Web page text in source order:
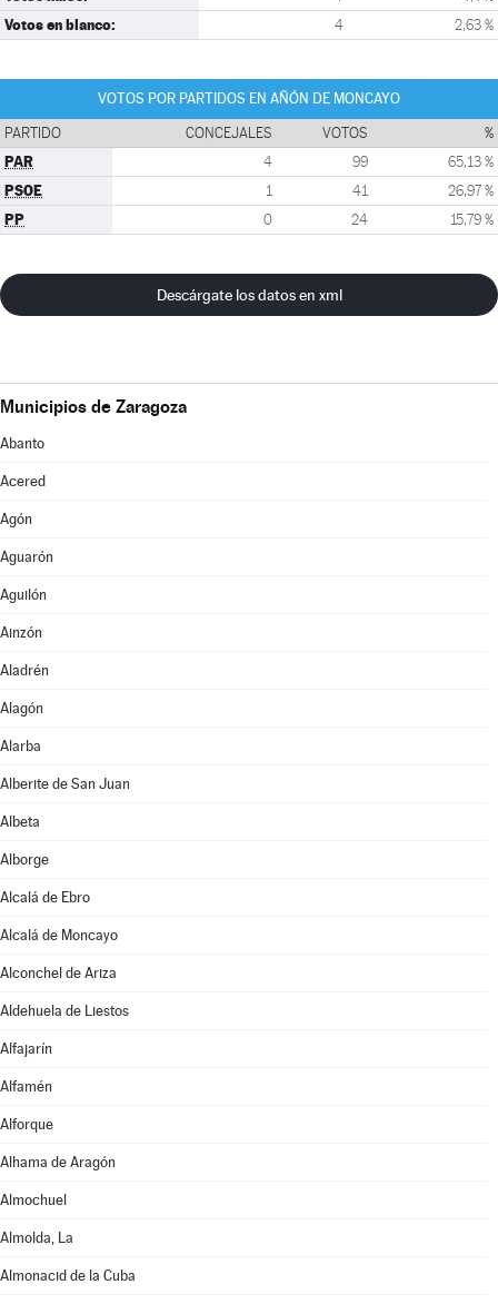
Votos en blanco: 4 2,63 %
VOTOS POR PARTIDOS EN AÑÓN DE MONCAYO
PARTIDO CONCEJALES VOTOS %
PAR 4 99 65,13 %
PSOE 1 41 26,97 %
PP 0 24 15,79 %
Descárgate los datos en xml
Municipios de Zaragoza
Abanto
Acered
Agón
Aguarón
Aguilón
Ainzón
Aladrén
Alagón
Alarba
Alberite de San Juan
Albeta
Alborge
Alcalá de Ebro
Alcalá de Moncayo
Alconchel de Ariza
Aldehuela de Liestos
Alfajarín
Alfamén
Alforque
Alhama de Aragón
Almochuel
Almolda, La
Almonacid de la Cuba